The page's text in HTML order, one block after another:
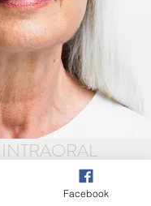
| Rugas periorais
da peleFacebook